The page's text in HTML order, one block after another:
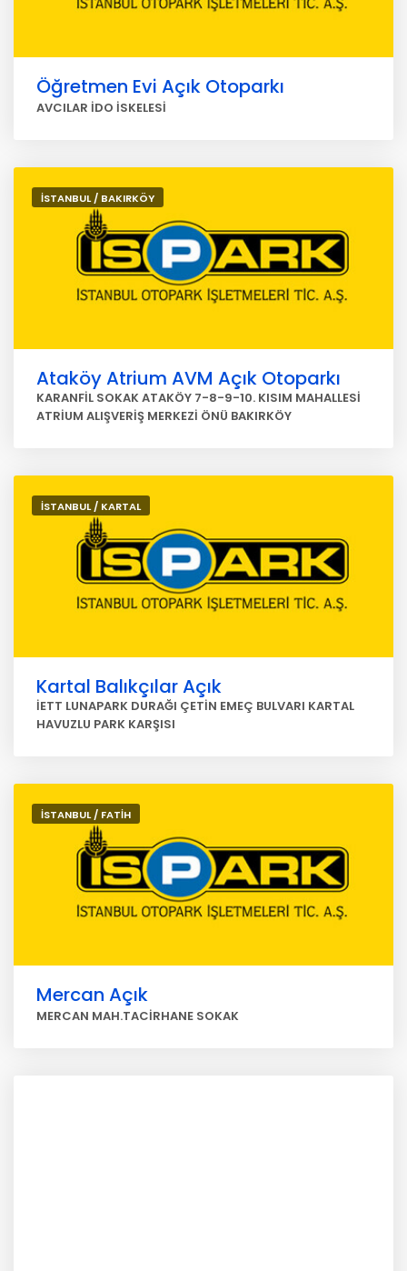
Öğretmen Evi Açık Otoparkı
AVCILAR İDO İSKELESİ
İSTANBUL / BAKIRKÖY
Ataköy Atrium AVM Açık Otoparkı
KARANFİL SOKAK ATAKÖY 7-8-9-10. KISIM MAHALLESİ
ATRİUM ALIŞVERİŞ MERKEZİ ÖNÜ BAKIRKÖY
İSTANBUL / KARTAL
Kartal Balıkçılar Açık
İETT LUNAPARK DURAĞI ÇETİN EMEÇ BULVARI KARTAL
HAVUZLU PARK KARŞISI
İSTANBUL / FATİH
Mercan Açık
MERCAN MAH.TACİRHANE SOKAK